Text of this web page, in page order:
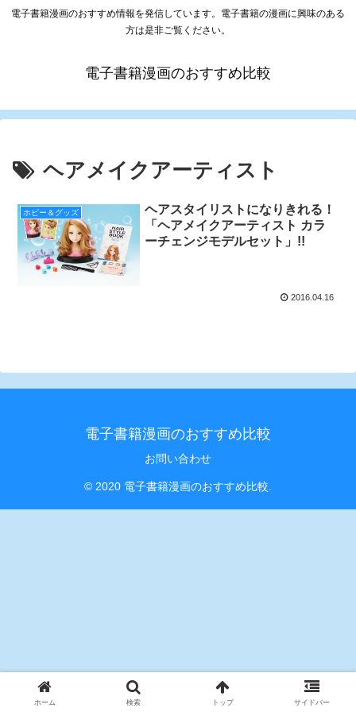
電子書籍漫画のおすすめ情報を発信しています。電子書籍の漫画に興味のある
方は是非ご覧ください。
電子書籍漫画のおすすめ比較
ヘアメイクアーティスト
ホビー＆グッズ
ヘアスタイリストになりきれる！
「ヘアメイクアーティスト カラ
ーチェンジモデルセット」!!
2016.04.16
電子書籍漫画のおすすめ比較
お問い合わせ
© 2020 電子書籍漫画のおすすめ比較.
ホーム 検索 トップ サイドバー